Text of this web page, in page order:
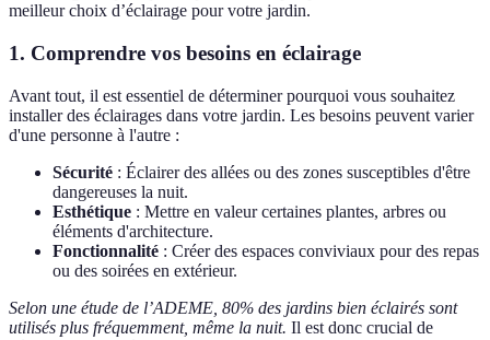
meilleur choix d’éclairage pour votre jardin.
1. Comprendre vos besoins en éclairage
Avant tout, il est essentiel de déterminer pourquoi vous souhaitez
installer des éclairages dans votre jardin. Les besoins peuvent varier
d'une personne à l'autre :
Sécurité : Éclairer des allées ou des zones susceptibles d'être
dangereuses la nuit.
Esthétique : Mettre en valeur certaines plantes, arbres ou
éléments d'architecture.
Fonctionnalité : Créer des espaces conviviaux pour des repas
ou des soirées en extérieur.
Selon une étude de l’ADEME, 80% des jardins bien éclairés sont
utilisés plus fréquemment, même la nuit. Il est donc crucial de